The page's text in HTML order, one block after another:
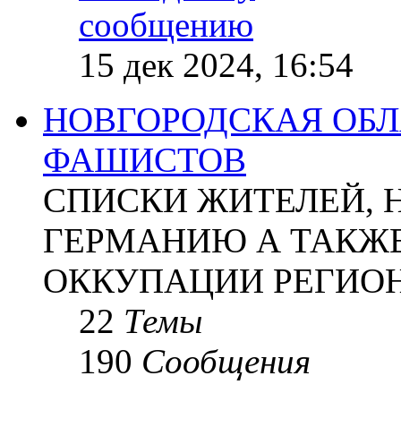
15 дек 2024, 16:54
НОВГОРОДСКАЯ
ФАШИСТОВ
СПИСКИ ЖИТЕЛЕЙ,
ГЕРМАНИЮ А
ОККУПАЦИИ
22 Темы
190 Сообщения